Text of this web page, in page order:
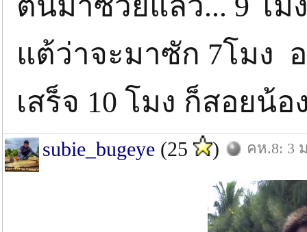
แต้ว่าจะมาซัก 7โมง
เสร็จ 10 โมง ก็สอยน้
subie_bugeye (25 ) คห.8: 3